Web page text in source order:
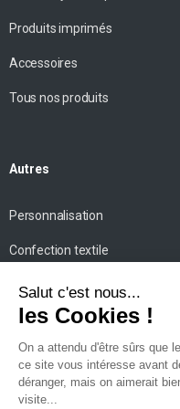
Produits imprimés
Accessoires
Tous nos produits
Autres
Personnalisation
Confection textile
Impression personnalisée
Mise en scène
Conseils
Contact